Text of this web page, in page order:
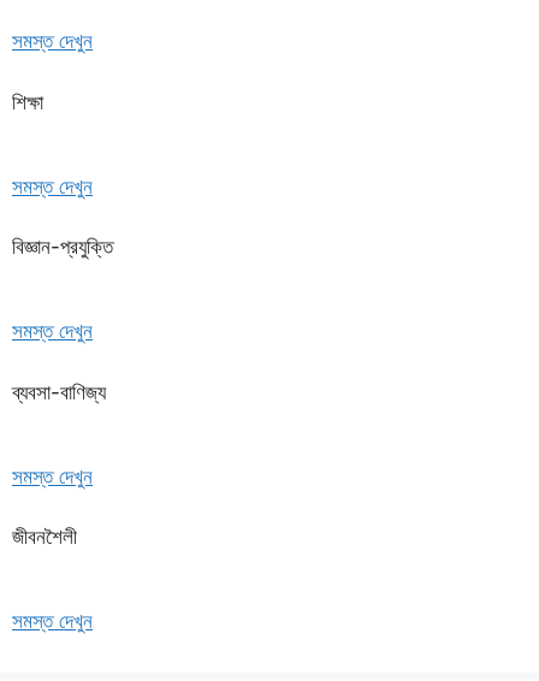
সমস্ত দেখুন
শিক্ষা
সমস্ত দেখুন
বিজ্ঞান-প্রযুক্তি
সমস্ত দেখুন
ব্যবসা-বাণিজ্য
সমস্ত দেখুন
জীবনশৈলী
সমস্ত দেখুন